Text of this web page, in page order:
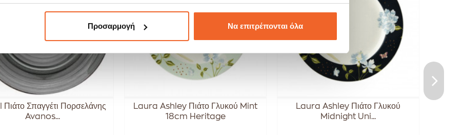
Προσαρμογή Να επιτρέπονται όλα
Σπαγγέτι Πορσελάνης
Avanos...
Laura Ashley Πιάτο Γλυκού Mint
18cm Heritage
Laura Ashley Πιάτο Γλυκού
Midnight Uni...